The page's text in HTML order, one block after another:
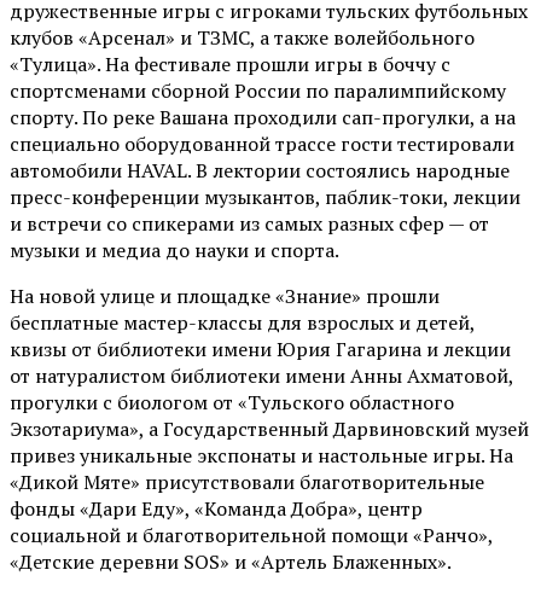
дружественные игры с игроками тульских футбольных
клубов «Арсенал» и ТЗМС, а также волейбольного
«Тулица». На фестивале прошли игры в боччу с
спортсменами сборной России по паралимпийскому
спорту. По реке Вашана проходили сап-прогулки, а на
специально оборудованной трассе гости тестировали
автомобили HAVAL. В лектории состоялись народные
пресс-конференции музыкантов, паблик-токи, лекции
и встречи со спикерами из самых разных сфер — от
музыки и медиа до науки и спорта.
На новой улице и площадке «Знание» прошли
бесплатные мастер-классы для взрослых и детей,
квизы от библиотеки имени Юрия Гагарина и лекции
от натуралистом библиотеки имени Анны Ахматовой,
прогулки с биологом от «Тульского областного
Экзотариума», а Государственный Дарвиновский музей
привез уникальные экспонаты и настольные игры. На
«Дикой Мяте» присутствовали благотворительные
фонды «Дари Еду», «Команда Добра», центр
социальной и благотворительной помощи «Ранчо»,
«Детские деревни SOS» и «Артель Блаженных».